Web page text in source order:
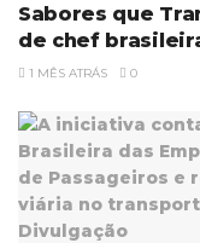
Sabores que
de chef
1 MÊS ATRÁS 0